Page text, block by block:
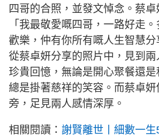
四哥的合照，並發文悼念。蔡卓
「我最敬愛嘅四哥，一路好走
歡樂，仲有你所有嘅人生智慧分
從蔡卓妍分享的照片中，見到
珍貴回憶，無論是開心聚餐還
總是掛著慈祥的笑容。而蔡卓
旁，足見兩人感情深厚。
相關閱讀： 謝賢離世丨細數一